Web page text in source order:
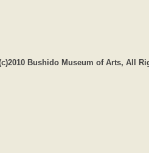
Bushido Museum of Arts, All